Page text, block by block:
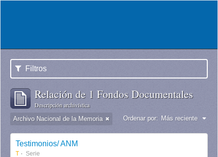
Filtros
Relación de 1 Fondos Documentales
Descripción archivística
Archivo Nacional de la Memoria Ordenar por: Más reciente
Testimonios/ ANM
T Serie